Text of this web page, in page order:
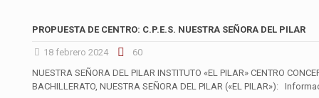
PROPUESTA DE CENTRO: C.P.E.S. NUESTRA SEÑORA DEL PILAR
18 febrero 2024
60
NUESTRA SEÑORA DEL PILAR INSTITUTO «EL PILAR» CENTRO
BACHILLERATO, NUESTRA SEÑORA DEL PILAR («EL PILAR»):